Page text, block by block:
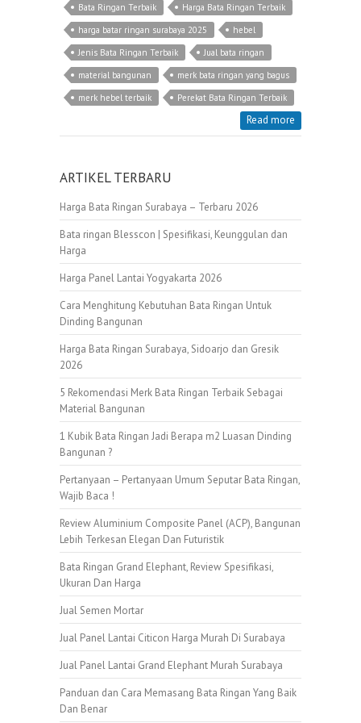
Bata Ringan Terbaik
Harga Bata Ringan Terbaik
harga batar ringan surabaya 2025
hebel
Jenis Bata Ringan Terbaik
Jual bata ringan
material bangunan
merk bata ringan yang bagus
merk hebel terbaik
Perekat Bata Ringan Terbaik
Read more
ARTIKEL TERBARU
Harga Bata Ringan Surabaya – Terbaru 2026
Bata ringan Blesscon | Spesifikasi, Keunggulan dan
Harga
Harga Panel Lantai Yogyakarta 2026
Cara Menghitung Kebutuhan Bata Ringan Untuk
Dinding Bangunan
Harga Bata Ringan Surabaya, Sidoarjo dan Gresik
2026
5 Rekomendasi Merk Bata Ringan Terbaik Sebagai
Material Bangunan
1 Kubik Bata Ringan Jadi Berapa m2 Luasan Dinding
Bangunan ?
Pertanyaan – Pertanyaan Umum Seputar Bata Ringan,
Wajib Baca !
Review Aluminium Composite Panel (ACP), Bangunan
Lebih Terkesan Elegan Dan Futuristik
Bata Ringan Grand Elephant, Review Spesifikasi,
Ukuran Dan Harga
Jual Semen Mortar
Jual Panel Lantai Citicon Harga Murah Di Surabaya
Jual Panel Lantai Grand Elephant Murah Surabaya
Panduan dan Cara Memasang Bata Ringan Yang Baik
Dan Benar